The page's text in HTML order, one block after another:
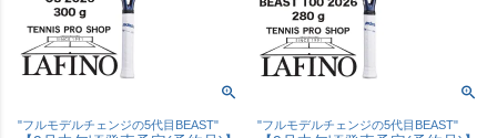
"フルモデルチェンジの5代目BEAST" "フルモデルチェンジの5代目BEAST"